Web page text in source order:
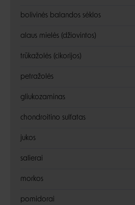
bolivinės balandos sėklos
alaus mielės (džiovintos)
trūkažolės (cikorijos)
petražolės
gliukozaminas
chondroitino sulfatas
jukos
salierai
morkos
pomidorai